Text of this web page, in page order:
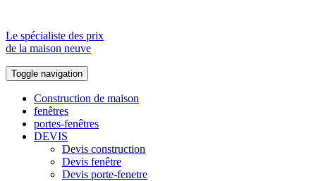
Le spécialiste des prix
de la maison neuve
Toggle navigation
Construction de maison
fenêtres
portes-fenêtres
DEVIS
Devis construction
Devis fenêtre
Devis porte-fenetre